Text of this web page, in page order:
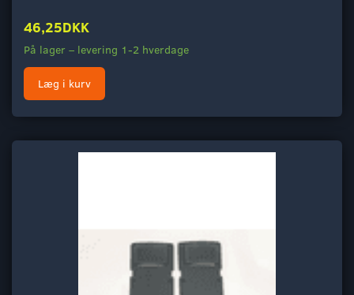
46,25DKK
På lager – levering 1-2 hverdage
Læg i kurv